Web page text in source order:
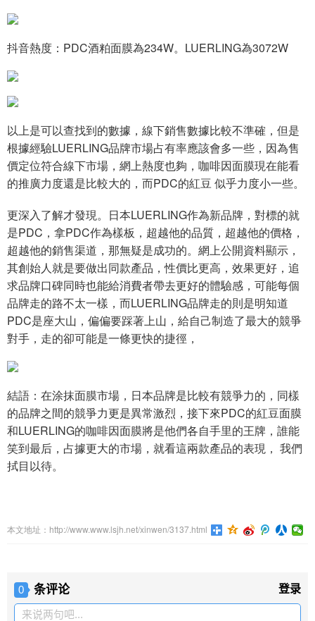
抖音熱度：PDC酒粕面膜為234W。LUERLING為3072W
以上是可以查找到的數據，線下銷售數據比較不準確，但是
根據經驗LUERLING品牌市場占有率應該會多一些，因為售
價定位符合線下市場，網上熱度也夠，咖啡因面膜現在能看
的推廣力度還是比較大的，而PDC的紅豆 似乎力度小一些。
更深入了解才發現。日本LUERLING作為新品牌，對標的就
是PDC，拿PDC作為樣板，超越他的品質，超越他的價格，
超越他的銷售渠道，那無疑是成功的。網上公開資料顯示，
其創始人就是要做出同款產品，性價比更高，效果更好，追
求品牌口碑同時也能給消費者帶去更好的體驗感，可能每個
品牌走的路不太一樣，而LUERLING品牌走的則是明知道
PDC是座大山，偏偏要踩著上山，給自己制造了最大的競爭
對手，走的卻可能是一條更快的捷徑，
結語：在涂抹面膜市場，日本品牌是比較有競爭力的，同樣
的品牌之間的競爭力更是異常激烈，接下來PDC的紅豆面膜
和LUERLING的咖啡因面膜將是他們各自手里的王牌，誰能
笑到最后，占據更大的市場，就看這兩款產品的表現， 我們
拭目以待。
本文地址：http://www.www.lsjh.net/xinwen/3137.html
0 条评论 登录
来说两句吧...